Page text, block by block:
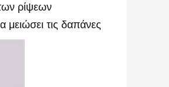
ρίψεων
τις δαπάνες